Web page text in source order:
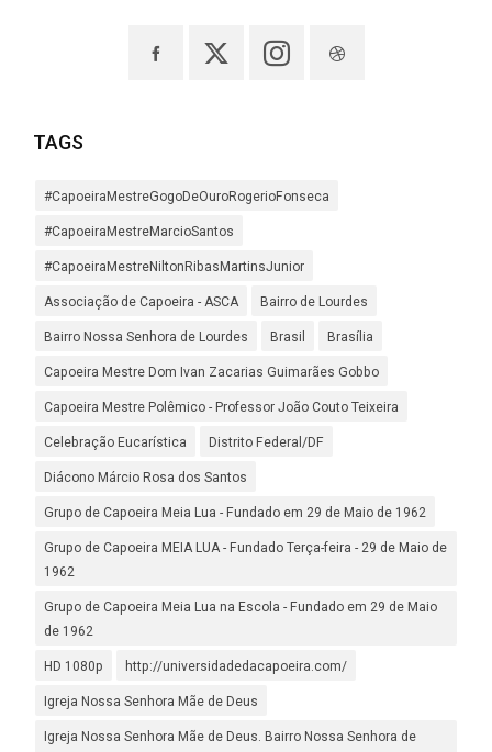
TAGS
#CapoeiraMestreGogoDeOuroRogerioFonseca
#CapoeiraMestreMarcioSantos
#CapoeiraMestreNiltonRibasMartinsJunior
Associação de Capoeira - ASCA Bairro de Lourdes
Bairro Nossa Senhora de Lourdes Brasil Brasília
Capoeira Mestre Dom Ivan Zacarias Guimarães Gobbo
Capoeira Mestre Polêmico - Professor João Couto Teixeira
Celebração Eucarística Distrito Federal/DF
Diácono Márcio Rosa dos Santos
Grupo de Capoeira Meia Lua - Fundado em 29 de Maio de 1962
Grupo de Capoeira MEIA LUA - Fundado Terça-feira - 29 de Maio de
1962
Grupo de Capoeira Meia Lua na Escola - Fundado em 29 de Maio
de 1962
HD 1080p http://universidadedacapoeira.com/
Igreja Nossa Senhora Mãe de Deus
Igreja Nossa Senhora Mãe de Deus. Bairro Nossa Senhora de